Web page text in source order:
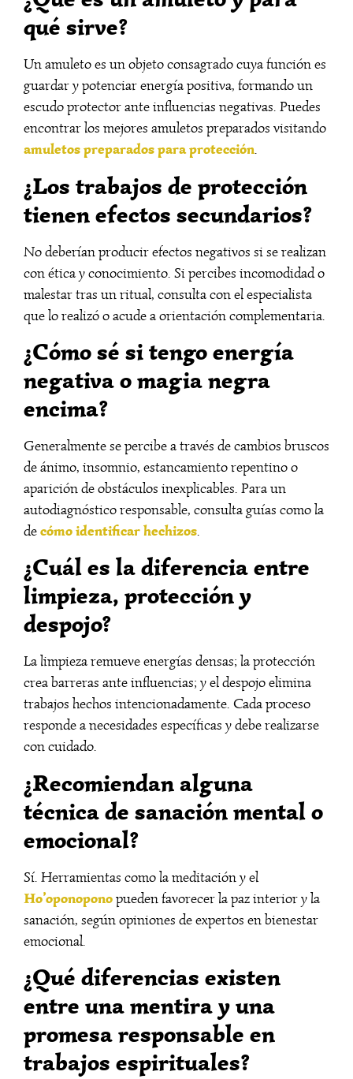
qué sirve?
Un amuleto es un objeto consagrado cuya función es
guardar y potenciar energía positiva, formando un
escudo protector ante influencias negativas. Puedes
encontrar los mejores amuletos preparados visitando
amuletos preparados para protección.
¿Los trabajos de protección
tienen efectos secundarios?
No deberían producir efectos negativos si se realizan
con ética y conocimiento. Si percibes incomodidad o
malestar tras un ritual, consulta con el especialista
que lo realizó o acude a orientación complementaria.
¿Cómo sé si tengo energía
negativa o magia negra
encima?
Generalmente se percibe a través de cambios bruscos
de ánimo, insomnio, estancamiento repentino o
aparición de obstáculos inexplicables. Para un
autodiagnóstico responsable, consulta guías como la
decómo identificar hechizos.
¿Cuál es la diferencia entre
limpieza, protección y
despojo?
La limpieza remueve energías densas; la protección
crea barreras ante influencias; y el despojo elimina
trabajos hechos intencionadamente. Cada proceso
responde a necesidades específicas y debe realizarse
con cuidado.
¿Recomiendan alguna
técnica de sanación mental o
emocional?
Sí. Herramientas como la meditación y el
Ho’oponoponopueden favorecer la paz interior y la
sanación, según opiniones de expertos en bienestar
emocional.
¿Qué diferencias existen
entre una mentira y una
promesa responsable en
trabajos espirituales?